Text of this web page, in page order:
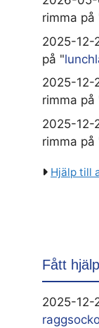
rimma på
2025-12-
på "
2025-12-
rimma på
2025-12-
rimma på
Hjälp till
Fått
2025-12-